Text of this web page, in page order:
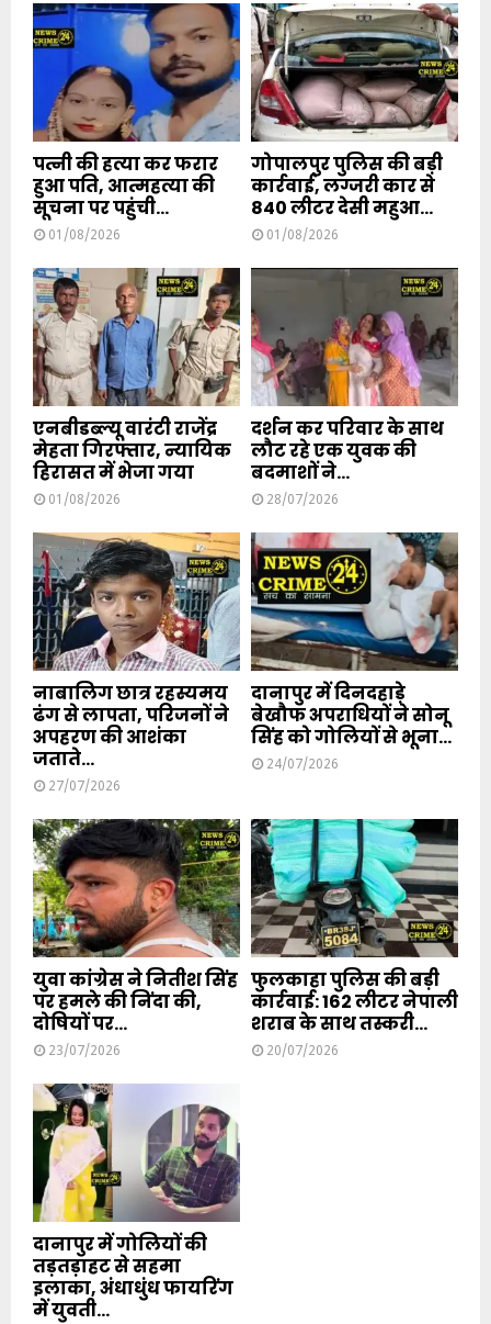
पत्नी की हत्या कर फरार
हुआ पति, आत्महत्या की
सूचना पर पहुंची...
01/08/2026
गोपालपुर पुलिस की बड़ी
कार्रवाई, लग्जरी कार से
840 लीटर देसी महुआ...
01/08/2026
एनबीडब्ल्यू वारंटी राजेंद्र
मेहता गिरफ्तार, न्यायिक
हिरासत में भेजा गया
01/08/2026
दर्शन कर परिवार के साथ
लौट रहे एक युवक की
बदमाशों ने...
28/07/2026
नाबालिग छात्र रहस्यमय
ढंग से लापता, परिजनों ने
अपहरण की आशंका
जताते...
27/07/2026
दानापुर में दिनदहाड़े
बेखौफ अपराधियों ने सोनू
सिंह को गोलियों से भूना...
24/07/2026
युवा कांग्रेस ने नितीश सिंह
पर हमले की निंदा की,
दोषियों पर...
23/07/2026
फुलकाहा पुलिस की बड़ी
कार्रवाई: 162 लीटर नेपाली
शराब के साथ तस्करी...
20/07/2026
दानापुर में गोलियों की
तड़तड़ाहट से सहमा
इलाका, अंधाधुंध फायरिंग
में युवती...